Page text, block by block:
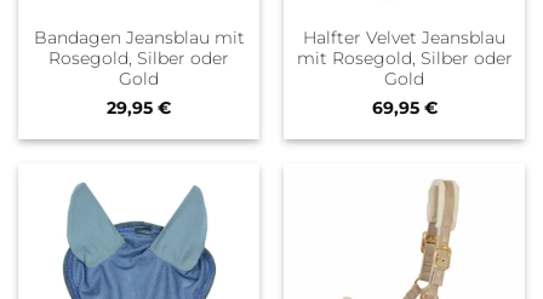
Bandagen Jeansblau mit
Rosegold, Silber oder
Gold
29,95 €
Halfter Velvet Jeansblau
mit Rosegold, Silber oder
Gold
69,95 €